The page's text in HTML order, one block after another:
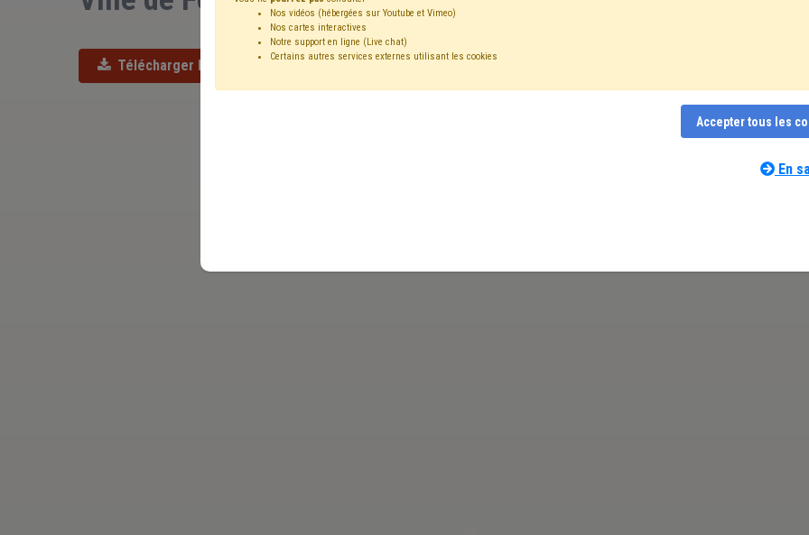
Télécharger l'offre d'emploi
Nos vidéos (hébergées sur Youtube et Vimeo)
Nos cartes interactives
Notre support en ligne (Live chat)
Certains autres services externes utilisant les cookies
Accepter tous les
En